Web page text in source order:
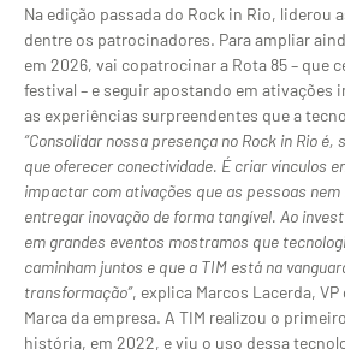
Na edição passada do Rock in Rio, liderou
dentre os patrocinadores. Para ampliar
em 2026, vai copatrocinar a Rota 85 – que
festival – e seguir apostando em ativações
as experiências surpreendentes que a
“Consolidar nossa presença no Rock in Rio é,
que oferecer conectividade. É criar vínculos
impactar com ativações que as pessoas nem
entregar inovação de forma tangível. Ao
em grandes eventos mostramos que
caminham juntos e que a TIM está na
transformação”, explica Marcos Lacerda,
Marca da empresa. A TIM realizou o
história, em 2022, e viu o uso dessa